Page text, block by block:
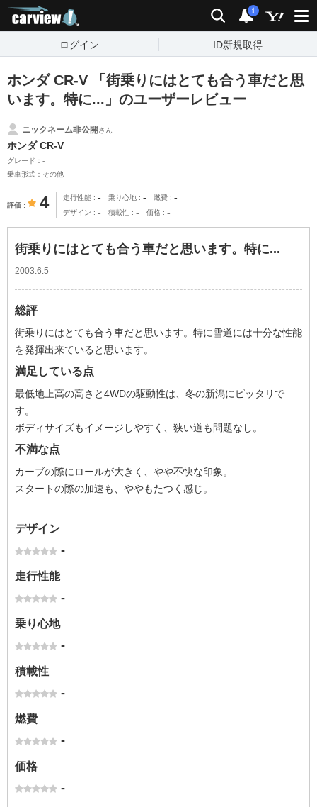
検索 通知
i
ログイン ID新規取得
ホンダ CR-V 「街乗りにはとても合う車だと思
います。特に...」のユーザーレビュー
ニックネーム非公開さん
ホンダ CR-V
グレード：-
乗車形式：その他
評価 4 走行性能 - 乗り心地 - 燃費 -
デザイン - 積載性 - 価格 -
街乗りにはとても合う車だと思います。特に...
2003.6.5
総評
街乗りにはとても合う車だと思います。特に雪道には十分な性能
を発揮出来ていると思います。
満足している点
最低地上高の高さと4WDの駆動性は、冬の新潟にピッタリで
す。
ボディサイズもイメージしやすく、狭い道も問題なし。
不満な点
カーブの際にロールが大きく、やや不快な印象。
スタートの際の加速も、ややもたつく感じ。
デザイン
-
走行性能
-
乗り心地
-
積載性
-
燃費
-
価格
-